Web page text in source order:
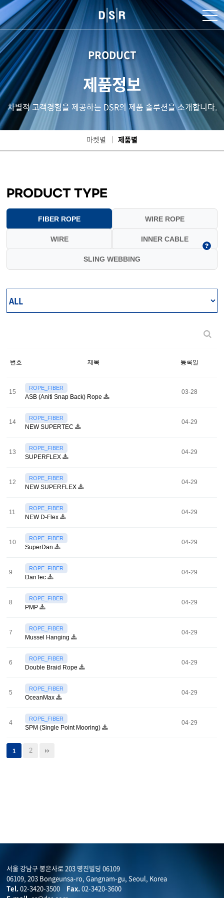
PRODUCT
제품정보
차별적 고객경험을 제공하는 DSR의 제품 솔루션을 소개합니다.
마켓별 제품별
PRODUCT TYPE
FIBER ROPE WIRE ROPE
WIRE INNER CABLE
SLING WEBBING
번호 제목 등록일
15
ROPE_FIBER
ASB (Aniti Snap Back) Rope
03-28
14
ROPE_FIBER
NEW SUPERTEC
04-29
13
ROPE_FIBER
SUPERFLEX
04-29
12
ROPE_FIBER
NEW SUPERFLEX
04-29
11
ROPE_FIBER
NEW D-Flex
04-29
10
ROPE_FIBER
SuperDan
04-29
9
ROPE_FIBER
DanTec
04-29
8
ROPE_FIBER
PMP
04-29
7
ROPE_FIBER
Mussel Hanging
04-29
6
ROPE_FIBER
Double Braid Rope
04-29
5
ROPE_FIBER
OceanMax
04-29
4
ROPE_FIBER
SPM (Single Point Mooring)
04-29
1 2
서울 강남구 봉은사로 203 명진빌딩 06109
06109, 203 Bongeunsa-ro, Gangnam-gu, Seoul, Korea
Tel.02-3420-3500 Fax.02-3420-3600